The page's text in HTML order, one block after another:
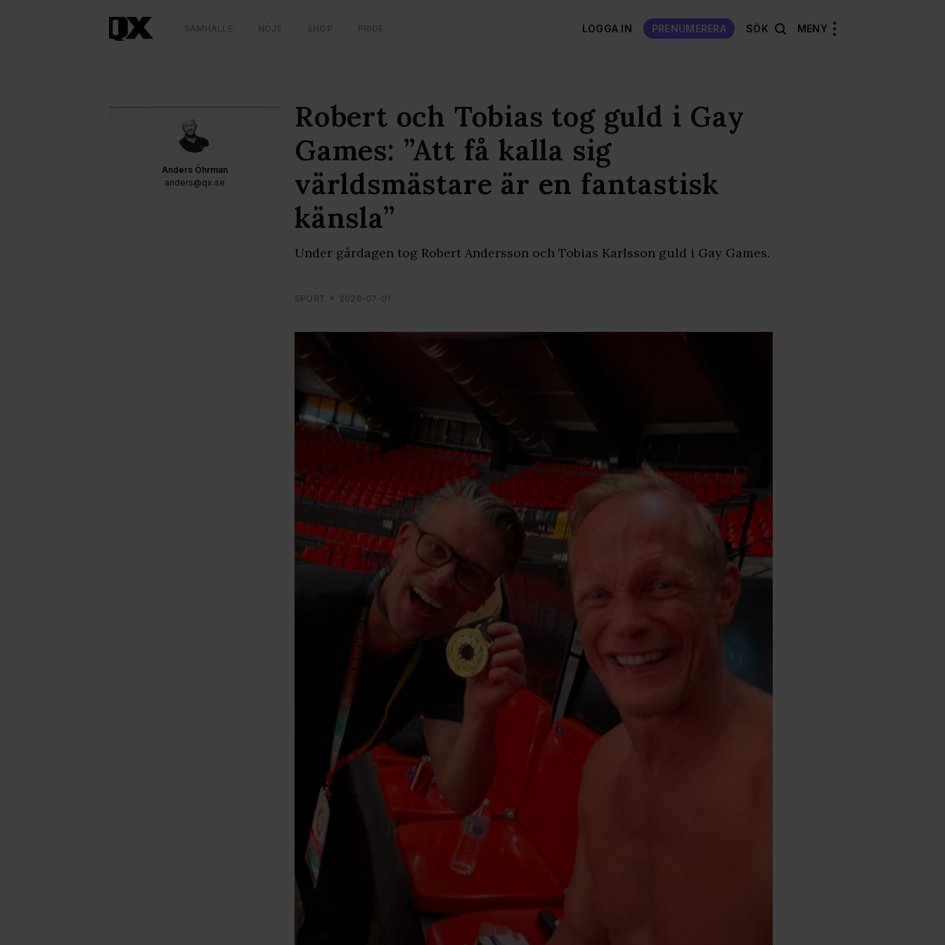
SAMHÄLLE NÖJE SHOP PRIDE LOGGA IN PRENUMERERA SÖK MENY
Anders Öhrman
anders@qx.se
Robert och Tobias tog guld i Gay
Games: ”Att få kalla sig
världsmästare är en fantastisk
känsla”
Under gårdagen tog Robert Andersson och Tobias Karlsson guld i Gay Games.
SPORT 2026-07-01